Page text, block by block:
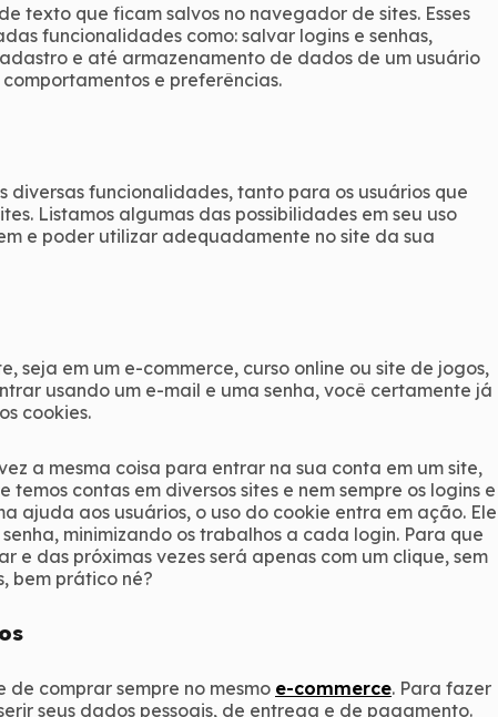
texto que ficam salvos no navegador de sites. Esses
funcionalidades como: salvar logins e senhas,
e até armazenamento de dados de um usuário
e preferências.
diversas funcionalidades, tanto para os usuários que
Listamos algumas das possibilidades em seu uso
e poder utilizar adequadamente no site da sua
seja em um e-commerce, curso online ou site de jogos,
usando um e-mail e uma senha, você certamente já
cookies.
a mesma coisa para entrar na sua conta em um site,
contas em diversos sites e nem sempre os logins e
ajuda aos usuários, o uso do cookie entra em ação. Ele
minimizando os trabalhos a cada login. Para que
e das próximas vezes será apenas com um clique, sem
bem prático né?
de comprar sempre no mesmo e-commerce. Para fazer
seus dados pessoais, de entrega e de pagamento.